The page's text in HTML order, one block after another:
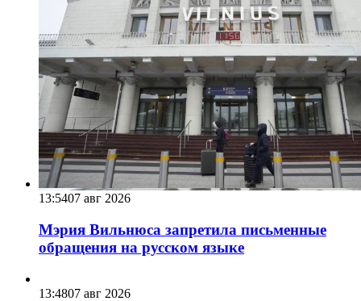
13:5407 авг 2026
Мэрия Вильнюса запретила письменные
обращения на русском языке
13:4807 авг 2026